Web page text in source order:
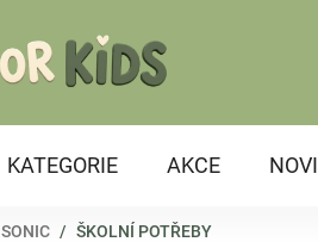
KATEGORIE AKCE
SONIC / ŠKOLNÍ POTŘEBY